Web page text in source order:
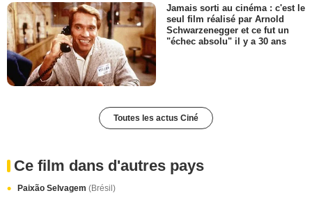
Jamais sorti au cinéma : c'est le
seul film réalisé par Arnold
Schwarzenegger et ce fut un
"échec absolu" il y a 30 ans
Toutes les actus Ciné
Ce film dans d'autres pays
Paixão Selvagem (Brésil)